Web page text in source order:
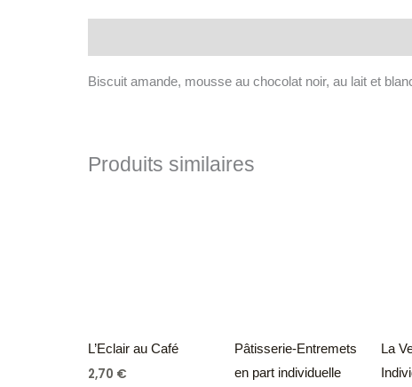
Biscuit amande, mousse au chocolat noir, au lait et
Produits similaires
L’Eclair au Café
2,70 €
Pâtisserie-Entremets
en part individuelle
La